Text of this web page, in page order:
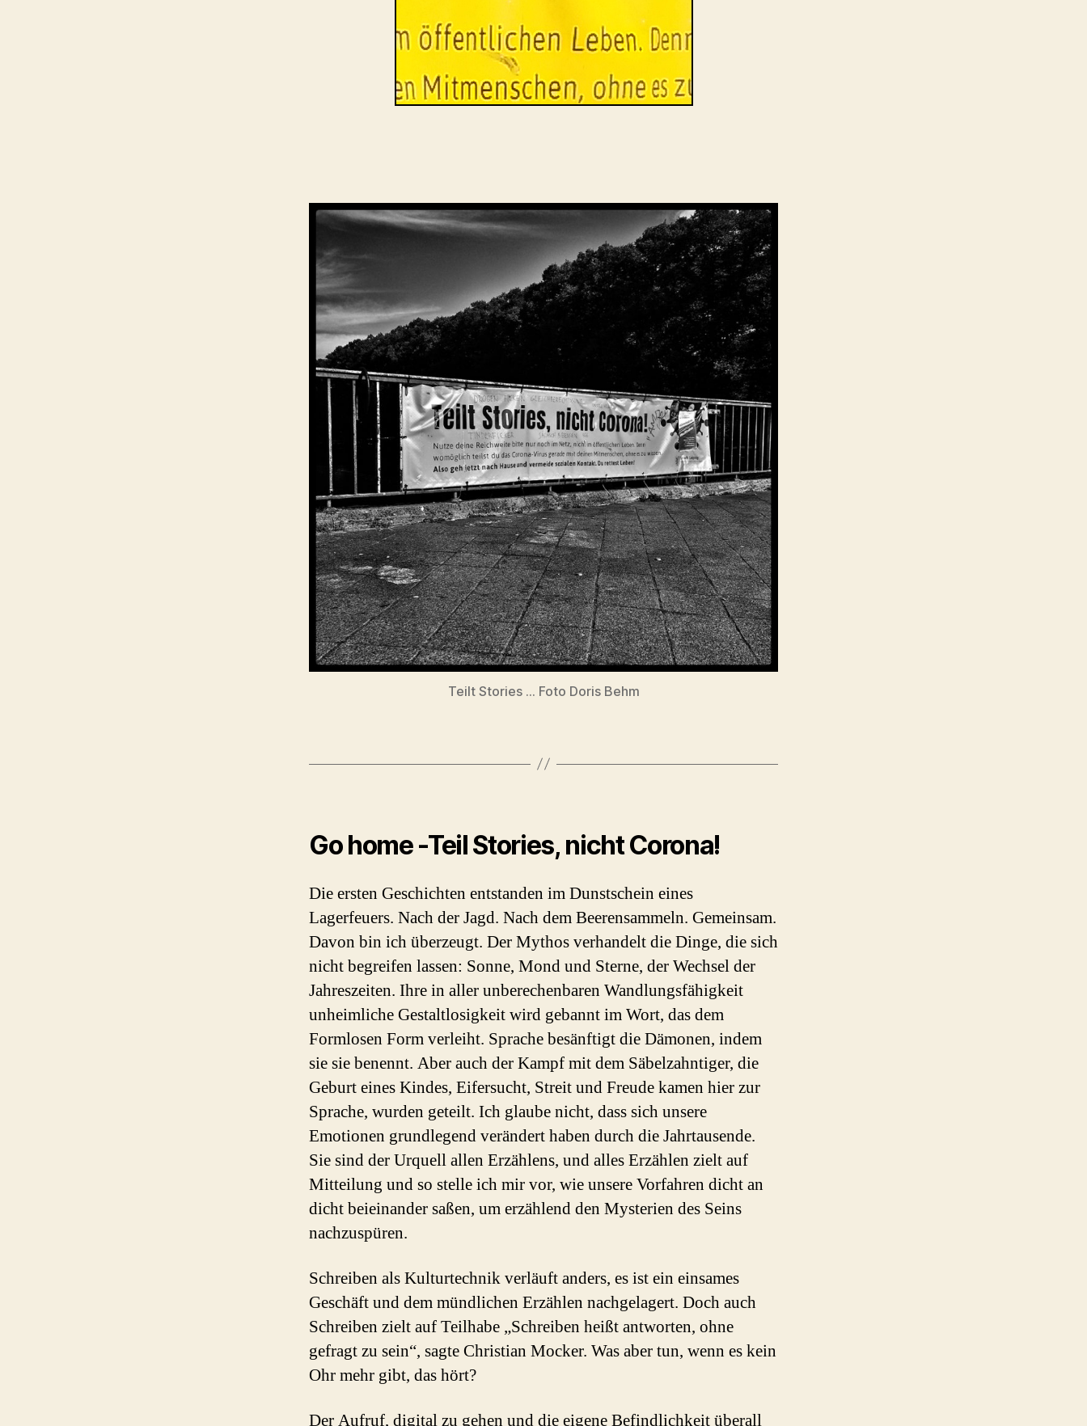
Teilt Stories … Foto Doris Behm
Go home -Teil Stories, nicht Corona!
Die ersten Geschichten entstanden im Dunstschein eines
Lagerfeuers. Nach der Jagd. Nach dem Beerensammeln. Gemeinsam.
Davon bin ich überzeugt. Der Mythos verhandelt die Dinge, die sich
nicht begreifen lassen: Sonne, Mond und Sterne, der Wechsel der
Jahreszeiten. Ihre in aller unberechenbaren Wandlungsfähigkeit
unheimliche Gestaltlosigkeit wird gebannt im Wort, das dem
Formlosen Form verleiht. Sprache besänftigt die Dämonen, indem
sie sie benennt. Aber auch der Kampf mit dem Säbelzahntiger, die
Geburt eines Kindes, Eifersucht, Streit und Freude kamen hier zur
Sprache, wurden geteilt. Ich glaube nicht, dass sich unsere
Emotionen grundlegend verändert haben durch die Jahrtausende.
Sie sind der Urquell allen Erzählens, und alles Erzählen zielt auf
Mitteilung und so stelle ich mir vor, wie unsere Vorfahren dicht an
dicht beieinander saßen, um erzählend den Mysterien des Seins
nachzuspüren.
Schreiben als Kulturtechnik verläuft anders, es ist ein einsames
Geschäft und dem mündlichen Erzählen nachgelagert. Doch auch
Schreiben zielt auf Teilhabe „Schreiben heißt antworten, ohne
gefragt zu sein“, sagte Christian Mocker. Was aber tun, wenn es kein
Ohr mehr gibt, das hört?
Der Aufruf, digital zu gehen und die eigene Befindlichkeit überall